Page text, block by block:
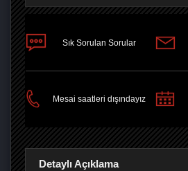
Sık Sorulan Sorular
Mesai saatleri dışındayız
Detaylı Açıklama